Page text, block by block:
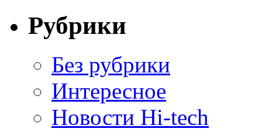
Рубрики
Без рубрики
Интересное
Новости Hi-tech